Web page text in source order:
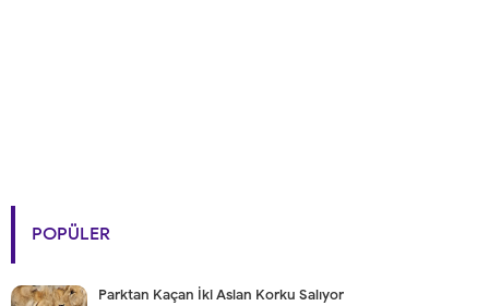
POPÜLER
Parktan Kaçan İki Aslan Korku Salıyor